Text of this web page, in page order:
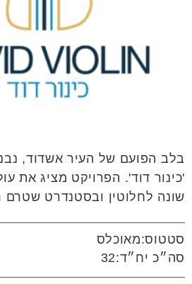
בלב הפועם של העיר אשדוד,
שונה לחלוטין ובסטנדרט שטרם
סטטוס:מאוכלס
סה״כ יח״ד:32